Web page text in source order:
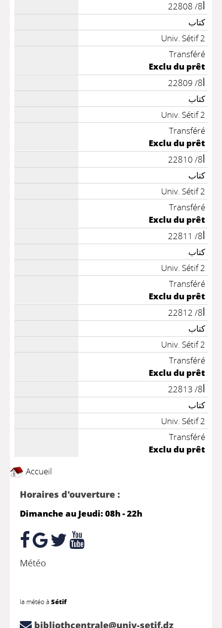
أ8/ 22808
كتاب
Univ. Sétif 2
Transféré
Exclu du prêt
أ8/ 22809
كتاب
Univ. Sétif 2
Transféré
Exclu du prêt
أ8/ 22810
كتاب
Univ. Sétif 2
Transféré
Exclu du prêt
أ8/ 22811
كتاب
Univ. Sétif 2
Transféré
Exclu du prêt
أ8/ 22812
كتاب
Univ. Sétif 2
Transféré
Exclu du prêt
أ8/ 22813
كتاب
Univ. Sétif 2
Transféré
Exclu du prêt
Accueil
Horaires d'ouverture :
Dimanche au Jeudi: 08h - 22h
Météo
la météo à Sétif
bibliothcentrale@univ-setif.dz